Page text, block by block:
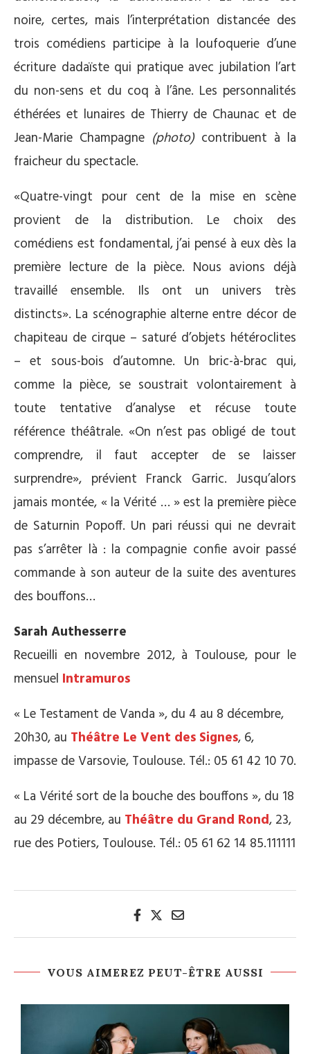
noire, certes, mais l’interprétation distancée des
trois comédiens participe à la loufoquerie d’une
écriture dadaïste qui pratique avec jubilation l’art
du non-sens et du coq à l’âne. Les personnalités
éthérées et lunaires de Thierry de Chaunac et de
Jean-Marie Champagne (photo)contribuent à la
fraicheur du spectacle.
«Quatre-vingt pour cent de la mise en scène
provient de la distribution. Le choix des
comédiens est fondamental, j’ai pensé à eux dès la
première lecture de la pièce. Nous avions déjà
travaillé ensemble. Ils ont un univers très
distincts». La scénographie alterne entre décor de
chapiteau de cirque – saturé d’objets hétéroclites
– et sous-bois d’automne. Un bric-à-brac qui,
comme la pièce, se soustrait volontairement à
toute tentative d’analyse et récuse toute
référence théâtrale. «On n’est pas obligé de tout
comprendre, il faut accepter de se laisser
surprendre», prévient Franck Garric. Jusqu’alors
jamais montée, « la Vérité … » est la première pièce
de Saturnin Popoff. Un pari réussi qui ne devrait
pas s’arrêter là : la compagnie confie avoir passé
commande à son auteur de la suite des aventures
des bouffons…
Sarah Authesserre
Recueilli en novembre 2012, à Toulouse, pour le
mensuel Intramuros
« Le Testament de Vanda », du 4 au 8 décembre,
20h30, au Théâtre Le Vent des Signes, 6,
impasse de Varsovie, Toulouse. Tél.: 05 61 42 10 70.
« La Vérité sort de la bouche des bouffons », du 18
au 29 décembre, au Théâtre du Grand Rond, 23,
rue des Potiers, Toulouse. Tél.: 05 61 62 14 85.111111
VOUS AIMEREZ PEUT-ÊTRE AUSSI